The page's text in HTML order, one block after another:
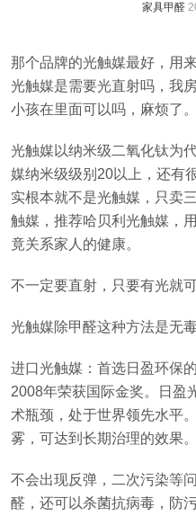
家具甲醛
那个品牌的光触媒最好，用来
光触媒是需要光直射吗，我
小孩在里面可以吗，麻烦了。
光触媒以纳米级二氧化钛为
媒纳米级级别20以上，还有
实根本就不是光触媒，只卖
触媒，推荐哈贝利光触媒，
竟关系家人的健康。
不一定要直射，只要有光就
光触媒除甲醛这种方法是无
进口光触媒：首选日盈环保
2008年荣获国际金奖。日盈
术瓶颈，处于世界领先水平
雾，可达到长期治理的效果。
不会出现反弹，二次污染等
醛，还可以杀菌抗病毒，防